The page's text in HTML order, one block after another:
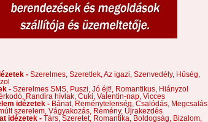
- Szerelmes, Szeretlek, Az igazi, Szenvedély, Hűség,
- Szerelmes SMS, Puszi, Jó éjt!, Romantikus,
Hiányzol
Randira hívlak, Cuki, Valentin-nap, Vicces
idézetek - Bánat, Reménytelenség, Csalódás,
Megcsalás,
szerelem, Vágyakozás, Remény, Újrakezdés
idézetek - Társ, Szeretet, Romantika, Boldogság, Bizalom,